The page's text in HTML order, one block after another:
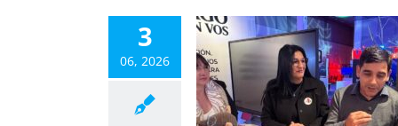
3
06, 2026
nuevas
matemática en